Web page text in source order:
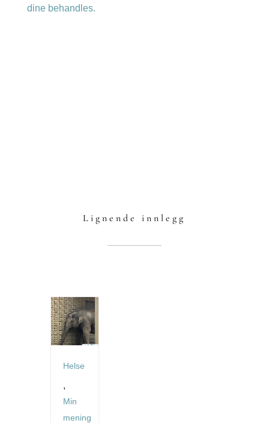
dine behandles.
Lignende innlegg
Helse
,
Min
mening